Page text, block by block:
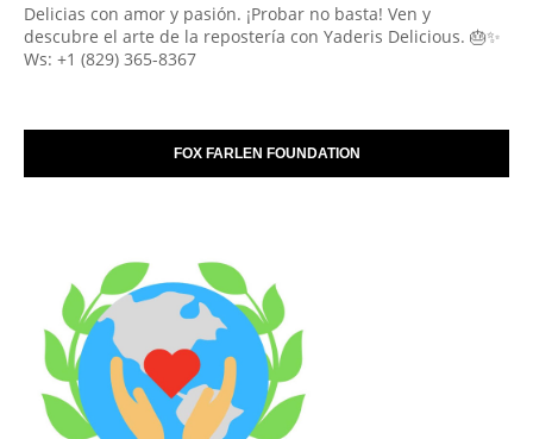
Delicias con amor y pasión. ¡Probar no basta! Ven y
descubre el arte de la repostería con Yaderis Delicious. 🎂✨
Ws: +1 (829) 365-8367
FOX FARLEN FOUNDATION